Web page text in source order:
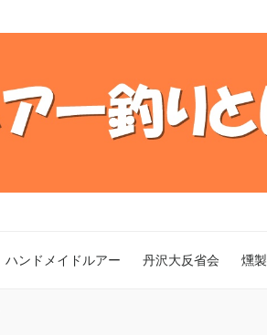
ハンドメイドルアー 丹沢大反省会 燻製